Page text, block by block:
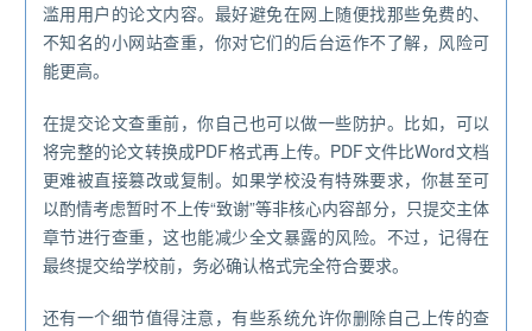
滥用用户的论文内容。最好避免在网上随便找那些免费的、
不知名的小网站查重，你对它们的后台运作不了解，风险可
能更高。
在提交论文查重前，你自己也可以做一些防护。比如，可以
将完整的论文转换成PDF格式再上传。PDF文件比Word文档
更难被直接篡改或复制。如果学校没有特殊要求，你甚至可
以酌情考虑暂时不上传“致谢”等非核心内容部分，只提交主体
章节进行查重，这也能减少全文暴露的风险。不过，记得在
最终提交给学校前，务必确认格式完全符合要求。
还有一个细节值得注意，有些系统允许你删除自己上传的查